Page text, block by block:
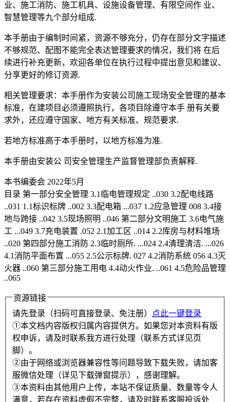
业、施工消防、施工机具、设施设备管理、有限空间作 业、
智慧管理等九个部分组成.
本手册由于编制时间紧，资源不够充分，仍存在部分文字描述
不够规范、配图不能完全表达管理要求的情况，我们将 在后
续进行补充更新，欢迎各单位在执行过程中提出意见和建议、
分享更好的修订资源.
相关管理要求：本手册作为安装公司施工现场安全管理的基本
标准，在建项目必须遵照执行，各项目除遵守本手 册有关要
求外，还应遵守国家、地方有关标准、规范要求.
若地方标准高于本手册时，以地方标准为准.
本手册由安装公 司安全管理生产监督管理部负责解释.
本书编委会 2022年5月
目录 第一部分安全管理 3.1临电管理规定 ..030 3.2配电线路
..031 1.1标识标牌 ..002 3.3配电箱 ...037 1.2应急管理 008 3.4接
地与跨接 ..042 3.5现场照明 ..046 第二部分文明施工 3.6电气施
工 ...049 3.7充电装置 .052 2.1加工区 ..014 2.2库房与材料堆场
..020 第四部分施工消防 2.3临时厕所. ...024 2.4清理清洁. ...026
4.1消防平面布置 ...055 2.5公示标牌. 027 4.2消防系统 056 4.3灭
火器 ..060 第三部分施工用电 4.4动火作业. ..061 4.5危险品管理
..065
资源链接
请先登录（扫码可直接登录、免注册）
点此一键登录
①本文档内容版权归属内容提供方。如果您对本资料有版
权申诉，请及时联系我方进行处理（联系方式详见页
脚）。
②由于网络或浏览器兼容性等问题导致下载失败，请加客
服微信处理（详见下载弹窗提示），感谢理解。
③本资料由其他用户上传，本站不保证质量、数量等令人
满意，若存在资料虚假不完整，请及时联系客服投诉处